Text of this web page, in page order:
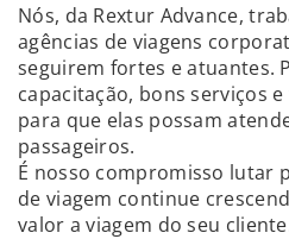
Nós, da Rextur Advance,
agências de viagens
seguirem fortes e atuantes.
capacitação, bons serviços
para que elas possam
passageiros.
É nosso compromisso lutar
de viagem continue
valor a viagem do seu